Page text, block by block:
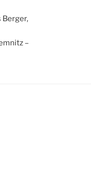
Berger,
–